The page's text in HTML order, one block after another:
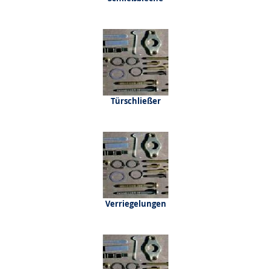
Türschließer
Verriegelungen